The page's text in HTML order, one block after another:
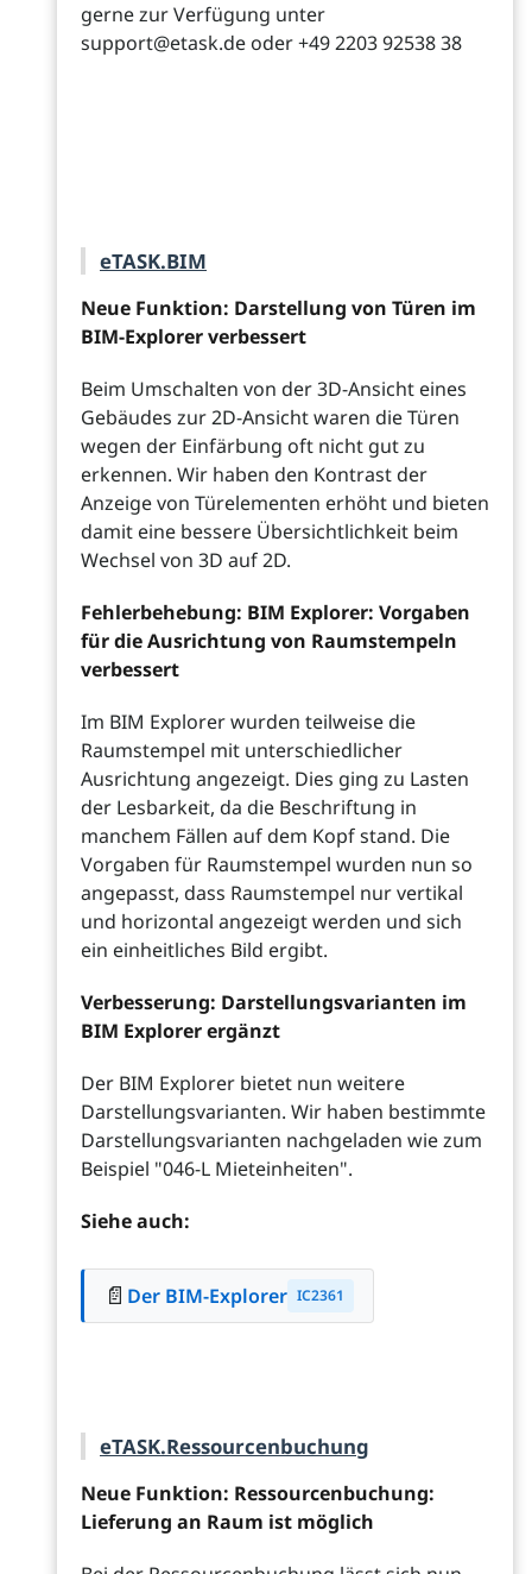
gerne zur Verfügung unter
support@etask.de oder +49 2203 92538 38
eTASK.BIM
Neue Funktion: Darstellung von Türen im
BIM-Explorer verbessert
Beim Umschalten von der 3D-Ansicht eines
Gebäudes zur 2D-Ansicht waren die Türen
wegen der Einfärbung oft nicht gut zu
erkennen. Wir haben den Kontrast der
Anzeige von Türelementen erhöht und bieten
damit eine bessere Übersichtlichkeit beim
Wechsel von 3D auf 2D.
Fehlerbehebung: BIM Explorer: Vorgaben
für die Ausrichtung von Raumstempeln
verbessert
Im BIM Explorer wurden teilweise die
Raumstempel mit unterschiedlicher
Ausrichtung angezeigt. Dies ging zu Lasten
der Lesbarkeit, da die Beschriftung in
manchem Fällen auf dem Kopf stand. Die
Vorgaben für Raumstempel wurden nun so
angepasst, dass Raumstempel nur vertikal
und horizontal angezeigt werden und sich
ein einheitliches Bild ergibt.
Verbesserung: Darstellungsvarianten im
BIM Explorer ergänzt
Der BIM Explorer bietet nun weitere
Darstellungsvarianten. Wir haben bestimmte
Darstellungsvarianten nachgeladen wie zum
Beispiel "046-L Mieteinheiten".
Siehe auch:
📄 Der BIM-Explorer IC2361
eTASK.Ressourcenbuchung
Neue Funktion: Ressourcenbuchung:
Lieferung an Raum ist möglich